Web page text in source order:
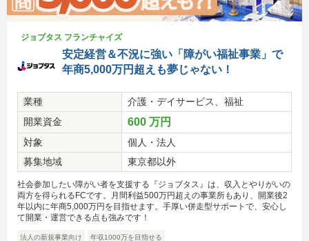
ジョブタス フランチャイズ
安定経営＆不況に強い「障がい福祉事業」で
年商5,000万円超えも夢じゃない！
業種
介護・デイサービス、福祉
開業資金
600 万円
対象
個人・法人
募集地域
東京都以外
社会参加したい障がい者を支援する『ジョブタス』は、収入とやりがいの
両方を得られるFCです。月間利益500万円超えの事業所もあり、開業後2
年以内に年商5,000万円を目指せます。手厚い併走型サポートで、安心し
て開業・運営できる点も強みです！
法人の新規事業向け 年収1000万を目指せる